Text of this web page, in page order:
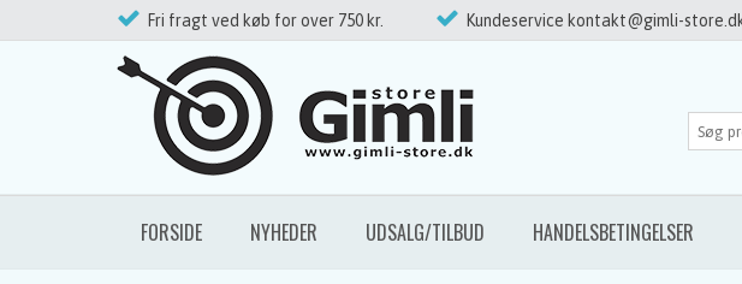
Fri fragt ved køb for over 750 kr. Kundeservice kontakt@gimli-
FORSIDE NYHEDER UDSALG/TILBUD HANDELSBETINGELSER